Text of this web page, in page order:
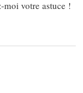
moi votre astuce !